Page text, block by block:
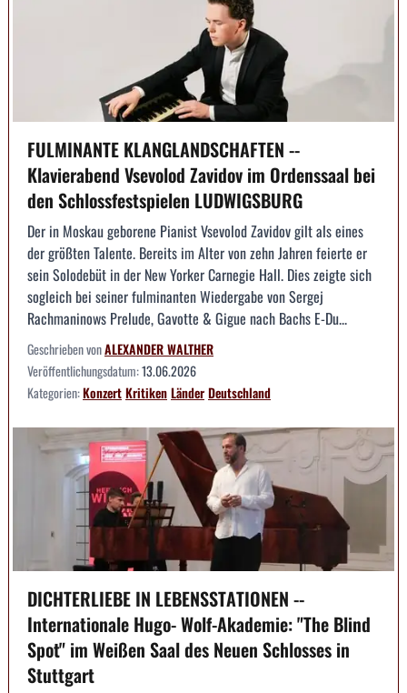
FULMINANTE KLANGLANDSCHAFTEN --
Klavierabend Vsevolod Zavidov im Ordenssaal bei
den Schlossfestspielen LUDWIGSBURG
Der in Moskau geborene Pianist Vsevolod Zavidov gilt als eines
der größten Talente. Bereits im Alter von zehn Jahren feierte er
sein Solodebüt in der New Yorker Carnegie Hall. Dies zeigte sich
sogleich bei seiner fulminanten Wiedergabe von Sergej
Rachmaninows Prelude, Gavotte & Gigue nach Bachs E-Du...
Geschrieben vonALEXANDER WALTHER
Veröffentlichungsdatum:13.06.2026
Kategorien:KonzertKritikenLänderDeutschland
DICHTERLIEBE IN LEBENSSTATIONEN --
Internationale Hugo- Wolf-Akademie: "The Blind
Spot" im Weißen Saal des Neuen Schlosses in
Stuttgart